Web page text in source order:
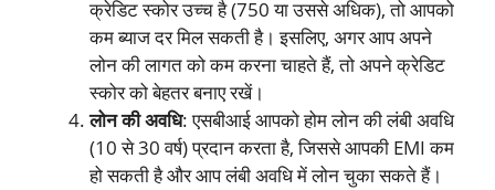
क्रेडिट स्कोर उच्च है (750 या उससे अधिक), तो आपको
कम ब्याज दर मिल सकती है। इसलिए, अगर आप अपने
लोन की लागत को कम करना चाहते हैं, तो अपने क्रेडिट
स्कोर को बेहतर बनाए रखें।
लोन की अवधि: एसबीआई आपको होम लोन की लंबी अवधि
(10 से 30 वर्ष) प्रदान करता है, जिससे आपकी EMI कम
हो सकती है और आप लंबी अवधि में लोन चुका सकते हैं।